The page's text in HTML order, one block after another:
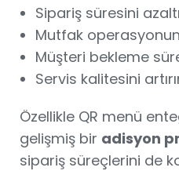
Sipariş süresini
Mutfak
Müşteri bekleme
Servis kalitesini
Özellikle QR menü
gelişmiş bir adisyon
sipariş süreçlerini de